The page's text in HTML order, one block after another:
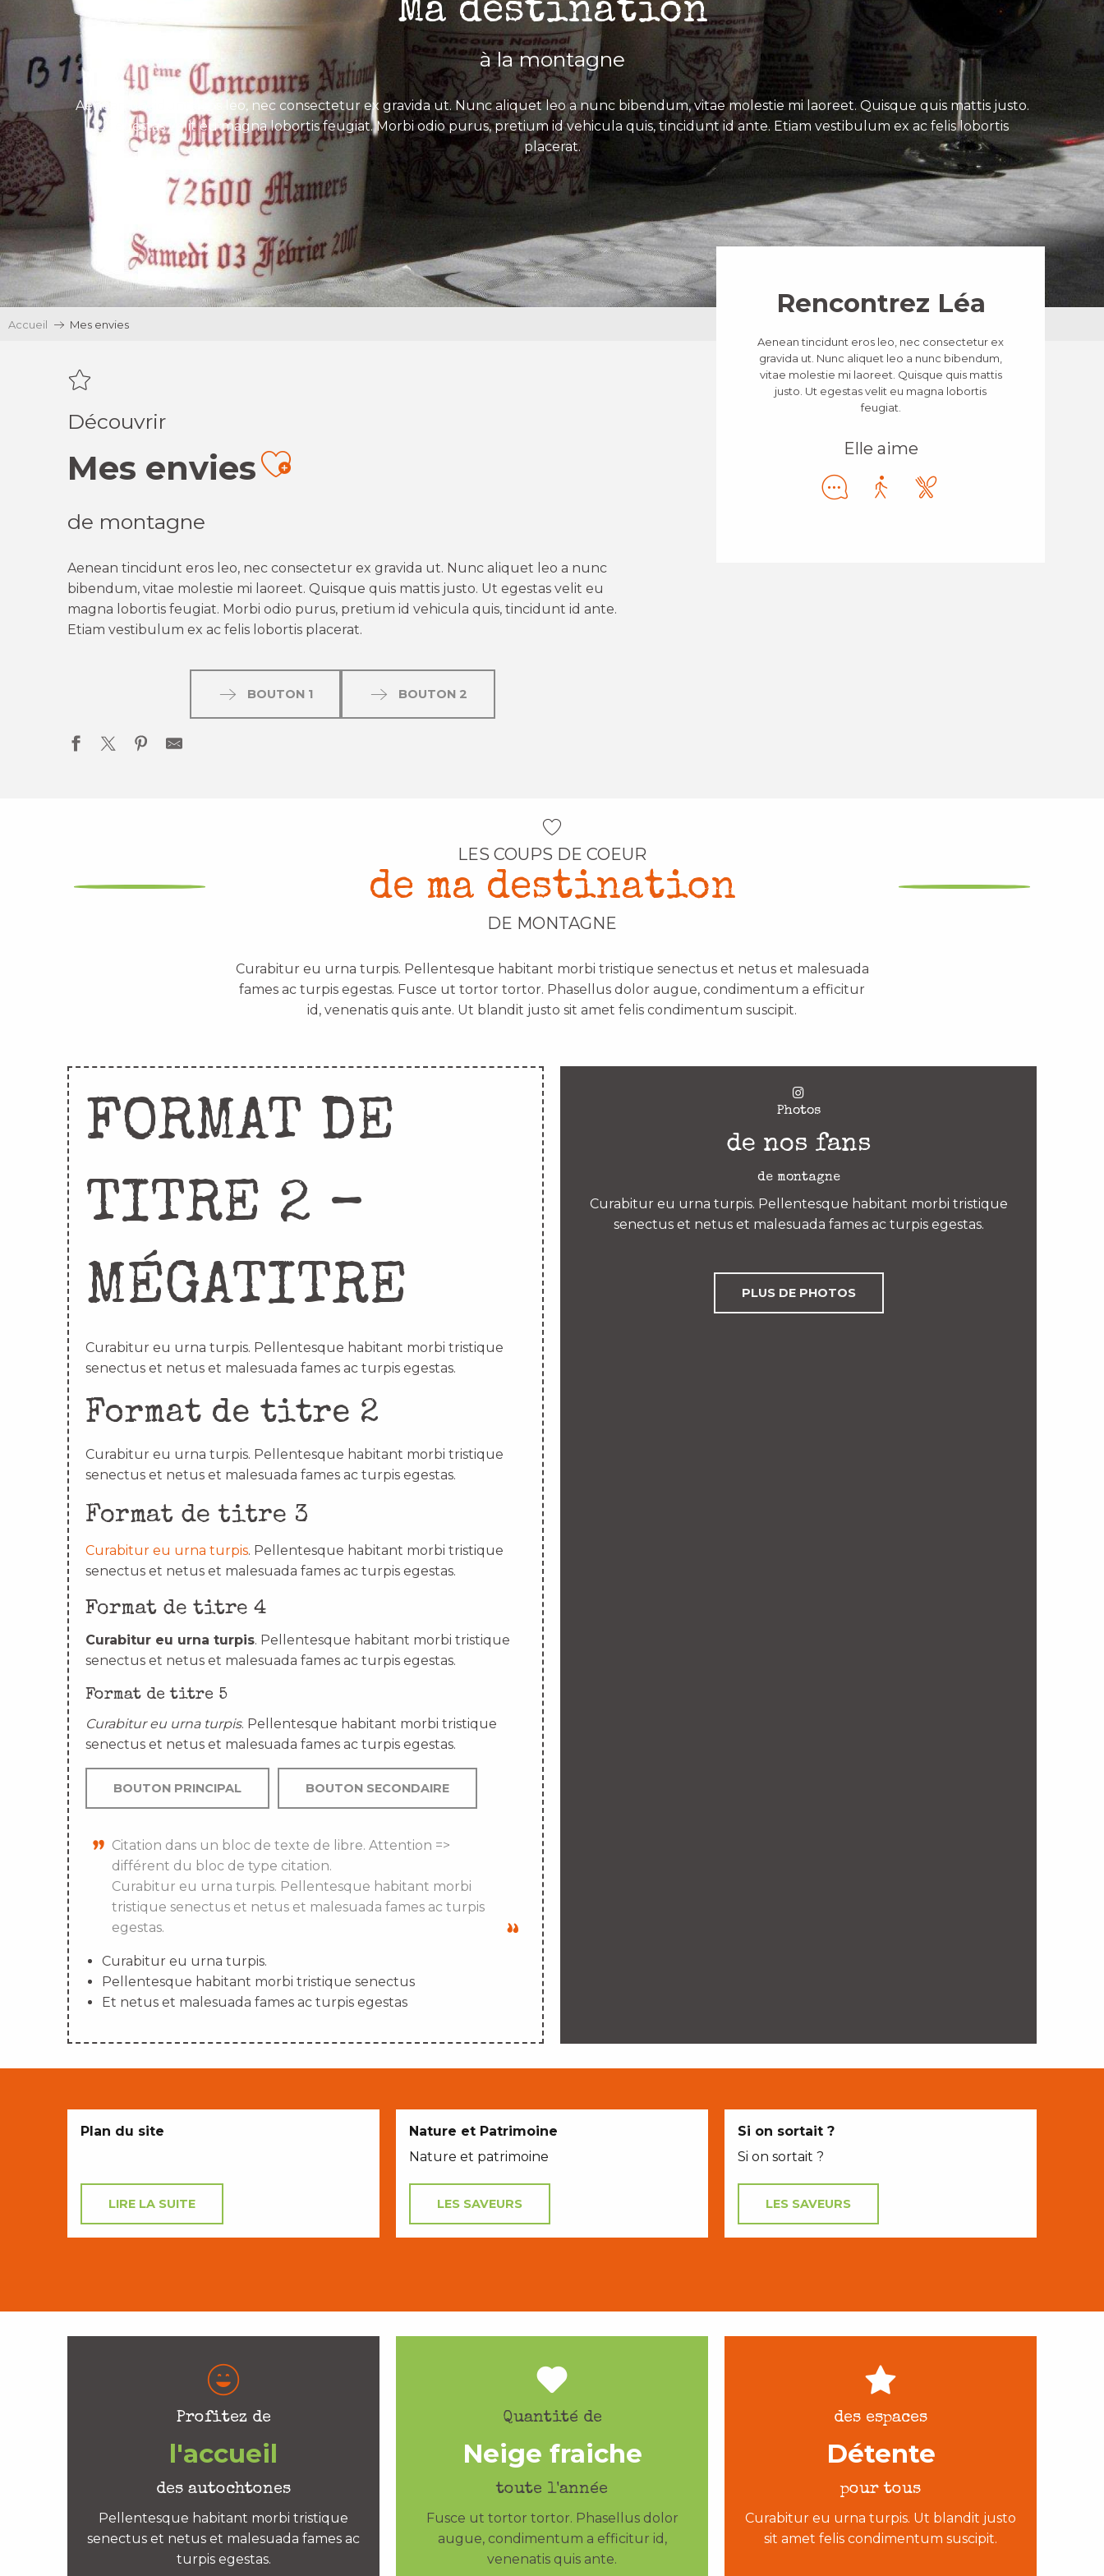
Ma destination
à la montagne
Aenean tincidunt eros leo, nec consectetur ex gravida ut. Nunc aliquet leo a nunc bibendum, vitae molestie mi laoreet. Quisque quis mattis justo.
Ut egestas velit eu magna lobortis feugiat. Morbi odio purus, pretium id vehicula quis, tincidunt id ante. Etiam vestibulum ex ac felis lobortis
placerat.
Accueil Mes envies
Découvrir
Mes enviesAjouter aux favoris
de montagne
Aenean tincidunt eros leo, nec consectetur ex gravida ut. Nunc aliquet leo a nunc
bibendum, vitae molestie mi laoreet. Quisque quis mattis justo. Ut egestas velit eu
magna lobortis feugiat. Morbi odio purus, pretium id vehicula quis, tincidunt id ante.
Etiam vestibulum ex ac felis lobortis placerat.
BOUTON 1 BOUTON 2
Rencontrez Léa
Aenean tincidunt eros leo, nec consectetur ex
gravida ut. Nunc aliquet leo a nunc bibendum,
vitae molestie mi laoreet. Quisque quis mattis
justo. Ut egestas velit eu magna lobortis
feugiat.
Elle aime
LES COUPS DE COEUR
de ma destination
DE MONTAGNE
Curabitur eu urna turpis. Pellentesque habitant morbi tristique senectus et netus et malesuada
fames ac turpis egestas. Fusce ut tortor tortor. Phasellus dolor augue, condimentum a efficitur
id, venenatis quis ante. Ut blandit justo sit amet felis condimentum suscipit.
FORMAT DE
TITRE 2 –
MÉGATITRE
Curabitur eu urna turpis. Pellentesque habitant morbi tristique
senectus et netus et malesuada fames ac turpis egestas.
Format de titre 2
Curabitur eu urna turpis. Pellentesque habitant morbi tristique
senectus et netus et malesuada fames ac turpis egestas.
Format de titre 3
Curabitur eu urna turpis. Pellentesque habitant morbi tristique
senectus et netus et malesuada fames ac turpis egestas.
Format de titre 4
Curabitur eu urna turpis. Pellentesque habitant morbi tristique
senectus et netus et malesuada fames ac turpis egestas.
Format de titre 5
Curabitur eu urna turpis. Pellentesque habitant morbi tristique
senectus et netus et malesuada fames ac turpis egestas.
BOUTON PRINCIPAL BOUTON SECONDAIRE
Citation dans un bloc de texte de libre. Attention =>
différent du bloc de type citation.
Curabitur eu urna turpis. Pellentesque habitant morbi
tristique senectus et netus et malesuada fames ac turpis
egestas.
Curabitur eu urna turpis.
Pellentesque habitant morbi tristique senectus
Et netus et malesuada fames ac turpis egestas
Photos
de nos fans
de montagne
Curabitur eu urna turpis. Pellentesque habitant morbi tristique
senectus et netus et malesuada fames ac turpis egestas.
PLUS DE PHOTOS
Plan du site
LIRE LA SUITE
Nature et Patrimoine
Nature et patrimoine
LES SAVEURS
Si on sortait ?
Si on sortait ?
LES SAVEURS
Profitez de
l'accueil
des autochtones
Pellentesque habitant morbi tristique
senectus et netus et malesuada fames ac
turpis egestas.
Quantité de
Neige fraiche
toute l'année
Fusce ut tortor tortor. Phasellus dolor
augue, condimentum a efficitur id,
venenatis quis ante.
des espaces
Détente
pour tous
Curabitur eu urna turpis. Ut blandit justo
sit amet felis condimentum suscipit.